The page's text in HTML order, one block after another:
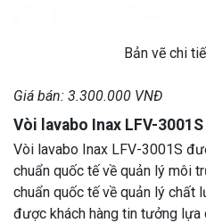
Bản vẽ chi
Giá bán: 3.300.000 VNĐ
Vòi lavabo Inax LFV-3001S
Vòi lavabo Inax LFV-3001S
chuẩn quốc tế về quản lý môi
chuẩn quốc tế về quản lý chất
được khách hàng tin tưởng